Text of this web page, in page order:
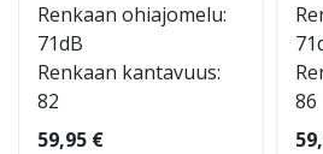
Renkaan ohiajomelu:
71dB
Renkaan kantavuus:
82
59,95 €
86